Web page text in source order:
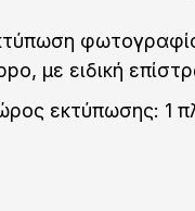
με ειδική
εκτύπωσης: 1